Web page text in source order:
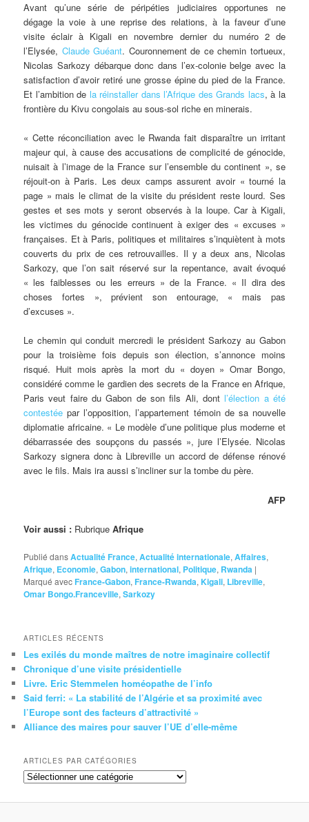
Avant qu’une série de péripéties judiciaires opportunes ne
dégage la voie à une reprise des relations, à la faveur d’une
visite éclair à Kigali en novembre dernier du numéro 2 de
l’Elysée, Claude Guéant. Couronnement de ce chemin tortueux,
Nicolas Sarkozy débarque donc dans l’ex-colonie belge avec la
satisfaction d’avoir retiré une grosse épine du pied de la France.
Et l’ambition de la réinstaller dans l’Afrique des Grands lacs, à la
frontière du Kivu congolais au sous-sol riche en minerais.
« Cette réconciliation avec le Rwanda fait disparaître un irritant
majeur qui, à cause des accusations de complicité de génocide,
nuisait à l’image de la France sur l’ensemble du continent », se
réjouit-on à Paris. Les deux camps assurent avoir « tourné la
page » mais le climat de la visite du président reste lourd. Ses
gestes et ses mots y seront observés à la loupe. Car à Kigali,
les victimes du génocide continuent à exiger des « excuses »
françaises. Et à Paris, politiques et militaires s’inquiètent à mots
couverts du prix de ces retrouvailles. Il y a deux ans, Nicolas
Sarkozy, que l’on sait réservé sur la repentance, avait évoqué
« les faiblesses ou les erreurs » de la France. « Il dira des
choses fortes », prévient son entourage, « mais pas
d’excuses ».
Le chemin qui conduit mercredi le président Sarkozy au Gabon
pour la troisième fois depuis son élection, s’annonce moins
risqué. Huit mois après la mort du « doyen » Omar Bongo,
considéré comme le gardien des secrets de la France en Afrique,
Paris veut faire du Gabon de son fils Ali, dontl’élection a été
contestéepar l’opposition, l’appartement témoin de sa nouvelle
diplomatie africaine. « Le modèle d’une politique plus moderne et
débarrassée des soupçons du passés », jure l’Elysée. Nicolas
Sarkozy signera donc à Libreville un accord de défense rénové
avec le fils. Mais ira aussi s’incliner sur la tombe du père.
AFP
Voir aussi : Rubrique Afrique
Publié dansActualité France,Actualité internationale,Affaires,
Afrique, Economie,Gabon,international, Politique, Rwanda |
Marqué avecFrance-Gabon,France-Rwanda,Kigali, Libreville,
Omar Bongo.Franceville,Sarkozy
ARTICLES RÉCENTS
Les exilés du monde maîtres de notre imaginaire collectif
Chronique d’une visite présidentielle
Livre. Eric Stemmelen homéopathe de l’info
Said ferri: « La stabilité de l’Algérie et sa proximité avec
l’Europe sont des facteurs d’attractivité »
Alliance des maires pour sauver l’UE d’elle-même
ARTICLES PAR CATÉGORIES
Articles
catégories